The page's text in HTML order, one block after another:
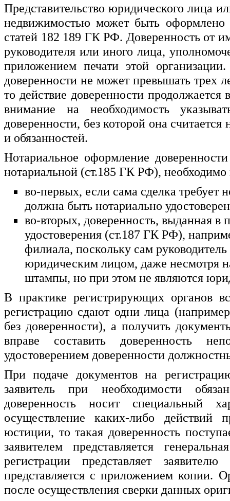
Представительство юридического лица
недвижимостью может быть оформлено
статей 182 189 ГК РФ. Доверенность от
руководителя или иного лица,
приложением печати этой
доверенности не может превышать трех
то действие доверенности
внимание на необходимость
доверенности, без которой она
и обязанностей.
Нотариальное оформление
нотариальной (ст.185 ГК РФ),
во-первых, если сама сделка требует
должна быть нотариально
во-вторых, доверенность, выданная в
удостоверения (ст.187 ГК РФ),
филиала, поскольку сам
юридическим лицом, даже несмотря
штампы, но при этом не являются
В практике регистрирующих органов
регистрацию сдают одни лица
без доверенности), а получить
вправе составить доверенность
удостоверением доверенности
При подаче документов на
заявитель при необходимости
доверенность носит специальный
осуществление каких-либо действий
юстиции, то такая доверенность
заявителем представляется
регистрации представляет
представляется с приложением копии.
после осуществления сверки данных